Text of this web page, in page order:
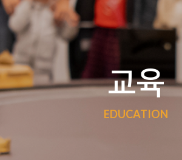
교육
EDUCATION